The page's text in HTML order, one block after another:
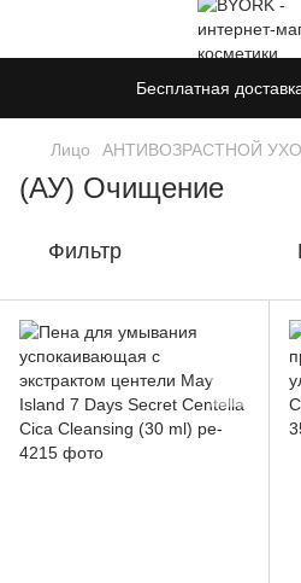
Бесплатная
Лицо АНТИВОЗРАСТНОЙ
(АУ) Очищение
Фильтр